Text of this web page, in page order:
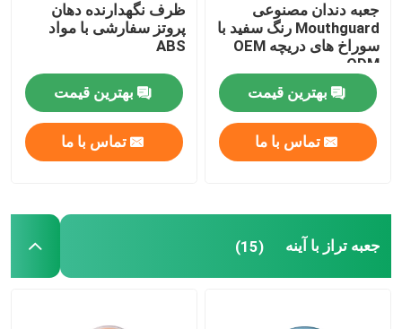
واکس ارتودنسی دندان
قطعات اجکتور بزاق
مواد مصرفی دندانپزشکی
جعبه دندان مصنوعی
Mouthguard رنگ سفید با
سوراخ های دریچه OEM
ODM
بهترین قیمت
تماس با ما
ظرف نگهدارنده دهان
پروتز سفارشی با مواد
ABS
بهترین قیمت
تماس با ما
جعبه تراز با آینه (15)